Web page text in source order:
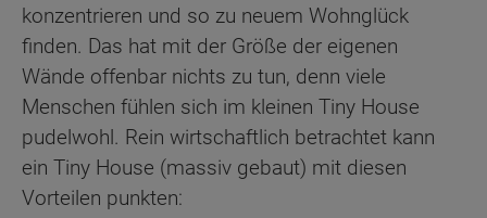
konzentrieren und so zu neuem Wohnglück
finden. Das hat mit der Größe der eigenen
Wände offenbar nichts zu tun, denn viele
Menschen fühlen sich im kleinen Tiny House
pudelwohl. Rein wirtschaftlich betrachtet kann
ein Tiny House (massiv gebaut) mit diesen
Vorteilen punkten: